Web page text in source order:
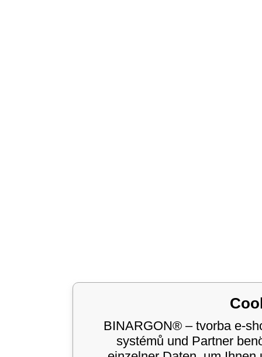
BINARGON® – tvorba e-
systémů und Partner